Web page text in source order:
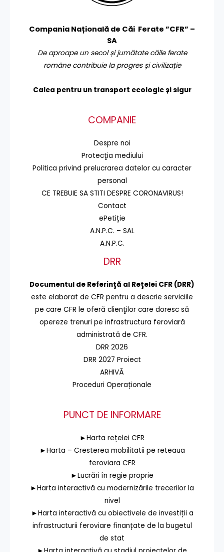
Compania Națională de Căi Ferate ”CFR” –
SA
De aproape un secol și jumătate căile ferate
române contribuie la progres și civilizație
Calea pentru un transport ecologic și sigur
COMPANIE
Despre noi
Protecţia mediului
Politica privind prelucrarea datelor cu caracter
personal
CE TREBUIE SA STITI DESPRE CORONAVIRUS!
Contact
ePetiție
A.N.P.C. – SAL
A.N.P.C.
DRR
Documentul de Referinţă al Reţelei CFR (DRR)
este elaborat de CFR pentru a descrie serviciile
pe care CFR le oferă clienţilor care doresc să
opereze trenuri pe infrastructura feroviară
administrată de CFR.
DRR 2026
DRR 2027 Proiect
ARHIVĂ
Proceduri Operaționale
PUNCT DE INFORMARE
►Harta rețelei CFR
►Harta – Cresterea mobilitatii pe reteaua
feroviara CFR
►Lucrări în regie proprie
►Harta interactivă cu modernizările trecerilor la
nivel
►Harta interactivă cu obiectivele de investiții a
infrastructurii feroviare finanțate de la bugetul
de stat